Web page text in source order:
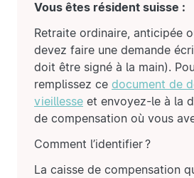
Vous êtes résident suisse :
Retraite ordinaire, anticipée
devez faire une demande
doit être signé à la main).
remplissez ce document de
vieillesse et envoyez-le à la
de compensation où vous
Comment l’identifier ?
La caisse de compensation